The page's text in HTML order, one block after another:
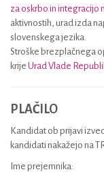
za oskrbo in integracijo
aktivnostih, urad izda
slovenskega jezika.
Stroške brezplačnega
krije Urad Vlade
PLAČILO
Kandidat ob prijavi
kandidati nakažejo na
Ime prejemnika: